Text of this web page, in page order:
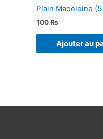
Plain Madeleine
100₨
Ajouter au